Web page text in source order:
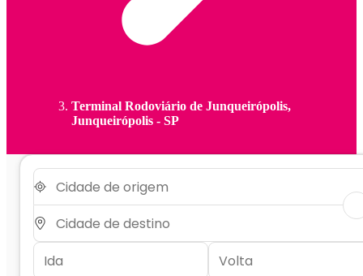
Terminal Rodoviário de Junqueirópolis,
Junqueirópolis - SP